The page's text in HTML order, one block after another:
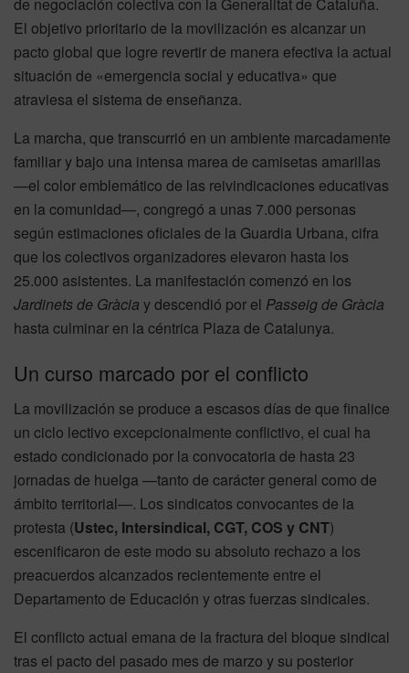
El objetivo prioritario de la movilización es alcanzar un
pacto global que logre revertir de manera efectiva la actual
situación de «emergencia social y educativa» que
atraviesa el sistema de enseñanza.
La marcha, que transcurrió en un ambiente marcadamente
familiar y bajo una intensa marea de camisetas amarillas
—el color emblemático de las reivindicaciones educativas
en la comunidad—, congregó a unas 7.000 personas
según estimaciones oficiales de la Guardia Urbana, cifra
que los colectivos organizadores elevaron hasta los
25.000 asistentes. La manifestación comenzó en los
Jardinets de Gràcia y descendió por el Passeig de Gràcia
hasta culminar en la céntrica Plaza de Catalunya.
Un curso marcado por el conflicto
La movilización se produce a escasos días de que finalice
un ciclo lectivo excepcionalmente conflictivo, el cual ha
estado condicionado por la convocatoria de hasta 23
jornadas de huelga —tanto de carácter general como de
ámbito territorial—. Los sindicatos convocantes de la
protesta (Ustec, Intersindical, CGT, COS y CNT)
escenificaron de este modo su absoluto rechazo a los
preacuerdos alcanzados recientemente entre el
Departamento de Educación y otras fuerzas sindicales.
El conflicto actual emana de la fractura del bloque sindical
tras el pacto del pasado mes de marzo y su posterior